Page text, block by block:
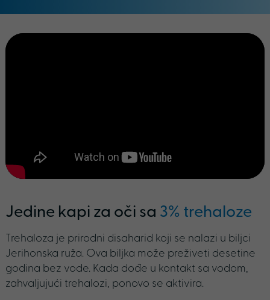
Jedine kapi za oči sa 3% trehaloze
Trehaloza je prirodni disaharid koji se nalazi u biljci
Jerihonska ruža. Ova biljka može preživeti desetine
godina bez vode. Kada dođe u kontakt sa vodom,
zahvaljujući trehalozi, ponovo se aktivira.